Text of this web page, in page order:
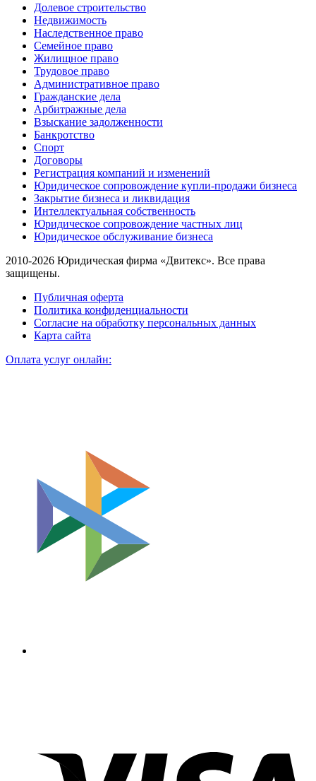
Долевое строительство
Недвижимость
Наследственное право
Семейное право
Жилищное право
Трудовое право
Административное право
Гражданские дела
Арбитражные дела
Взыскание задолженности
Банкротство
Спорт
Договоры
Регистрация компаний и изменений
Юридическое сопровождение купли-продажи бизнеса
Закрытие бизнеса и ликвидация
Интеллектуальная собственность
Юридическое сопровождение частных лиц
Юридическое обслуживание бизнеса
2010-2026 Юридическая фирма «Двитекс». Все права
защищены.
Публичная оферта
Политика конфиденциальности
Согласие на обработку персональных данных
Карта сайта
Оплата услуг онлайн: